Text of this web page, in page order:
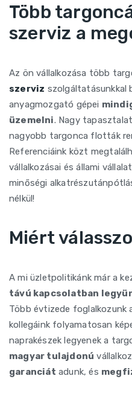
Több
szerviz a
Az ön vállalkozása több
szerviz szolgáltatásunkkal
anyagmozgató gépei
üzemelni. Nagy
nagyobb targonca flották
Referenciáink közt
vállalkozásai és állami
minőségi
nélkül!
Miért
A mi üzletpolitikánk már a
távú kapcsolatban
Több évtizede foglalkozunk
kollegáink folyamatosan
naprakészek legyenek a
magyar tulajdonú
garanciát adunk, és